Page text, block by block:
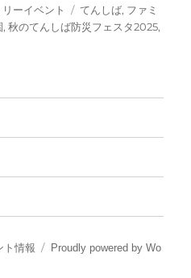
ーイベント
タ
グ
てんしば, ファミ
,秋のてんしば防災フェスタ2025,
ト情報
Proudly powered by Wo